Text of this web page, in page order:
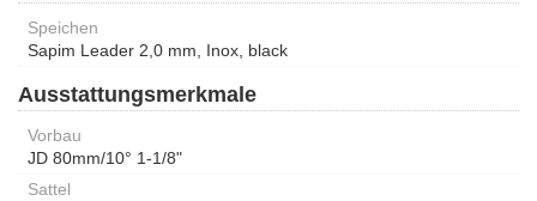
Speichen
Sapim Leader 2,0 mm, Inox, black
Ausstattungsmerkmale
Vorbau
JD 80mm/10° 1-1/8"
Sattel